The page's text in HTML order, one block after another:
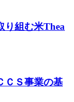
り組む米Thea
ＣＳ事業の基